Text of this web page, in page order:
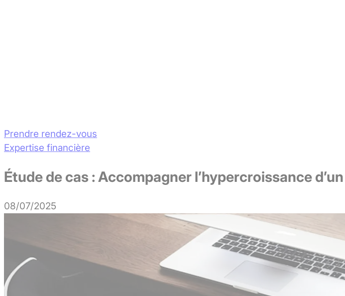
Prendre rendez-vous
Expertise financière
Étude de cas : Accompagner l’hypercroissance
08/07/2025